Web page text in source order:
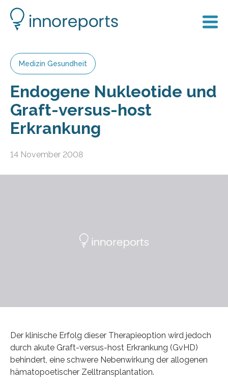
Medizin Gesundheit
Endogene Nukleotide und
Graft-versus-host
Erkrankung
14 November 2008
Der klinische Erfolg dieser Therapieoption wird jedoch
durch akute Graft-versus-host Erkrankung (GvHD)
behindert, eine schwere Nebenwirkung der allogenen
hämatopoetischer Zelltransplantation.